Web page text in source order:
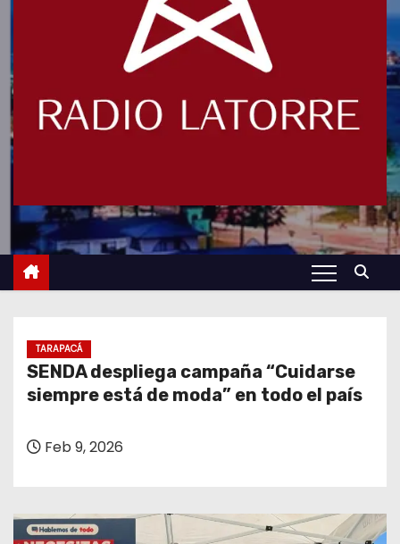
TARAPACÁ
SENDA despliega campaña “Cuidarse
siempre está de moda” en todo el país
Feb 9, 2026